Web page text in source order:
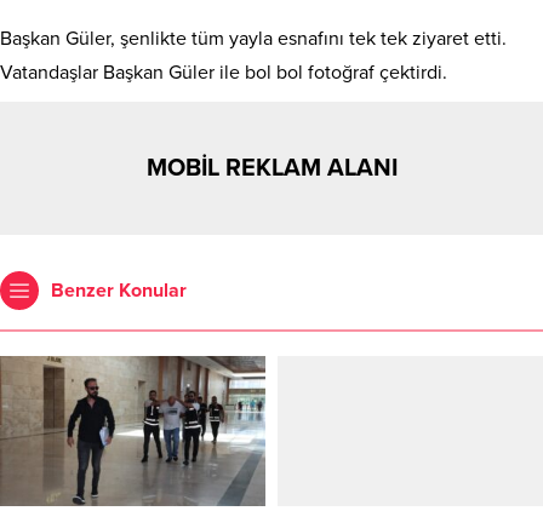
Başkan Güler, şenlikte tüm yayla esnafını tek tek ziyaret etti.
Vatandaşlar Başkan Güler ile bol bol fotoğraf çektirdi.
MOBİL REKLAM ALANI
Benzer Konular